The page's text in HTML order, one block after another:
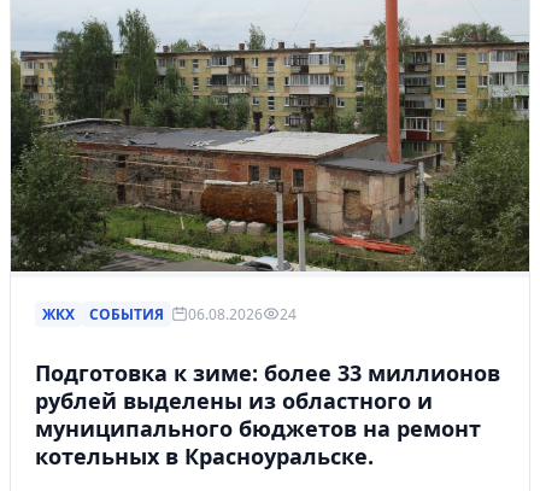
ЖКХ СОБЫТИЯ 06.08.2026 24
Подготовка к зиме: более 33 миллионов
рублей выделены из областного и
муниципального бюджетов на ремонт
котельных в Красноуральске.